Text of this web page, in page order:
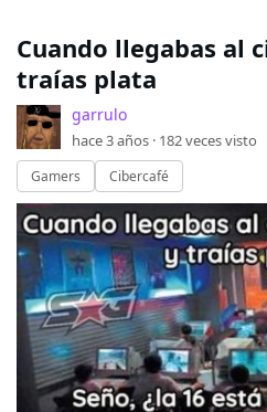
Cuando llegabas al
traías plata
garrulo
hace 3 años · 182veces visto
Gamers Cibercafé